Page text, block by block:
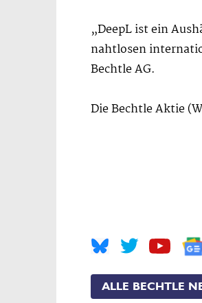
„DeepL ist ein
nahtlosen
Bechtle AG.
Die Bechtle Aktie
ALLE BECHTLE